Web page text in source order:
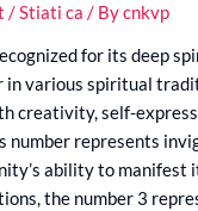
/Stiati ca / Bycnkvp
for its deep
in various spiritual
creativity, self-
number represents
ability to manifest
the number 3